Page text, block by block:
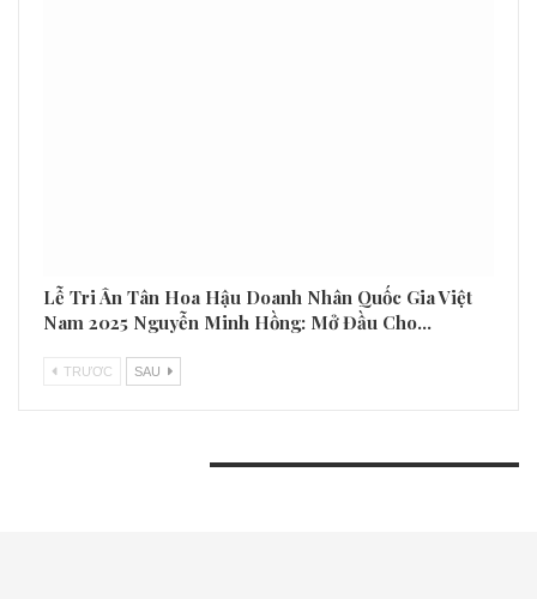
Lễ Tri Ân Tân Hoa Hậu Doanh Nhân Quốc Gia Việt
Nam 2025 Nguyễn Minh Hồng: Mở Đầu Cho…
TRƯƠC SAU